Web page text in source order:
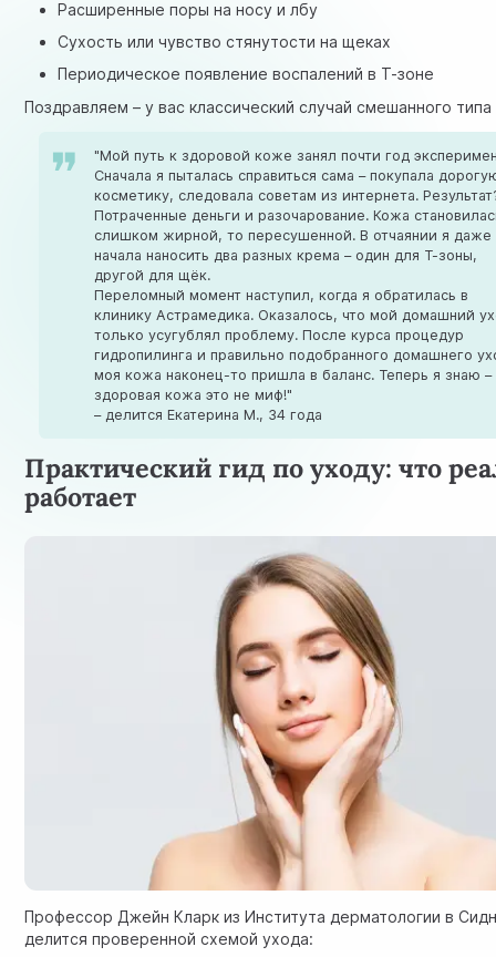
Расширенные поры на носу и лбу
Сухость или чувство стянутости на щеках
Периодическое появление воспалений в Т-зоне
Поздравляем – у вас классический случай смешанного
"Мой путь к здоровой коже занял почти год
Сначала я пыталась справиться сама – покупала
косметику, следовала советам из интернета.
Потраченные деньги и разочарование. Кожа
слишком жирной, то пересушенной. В отчаянии я даже
начала наносить два разных крема – один для Т-зоны,
другой для щёк.
Переломный момент наступил, когда я обратилась в
клинику Астрамедика. Оказалось, что мой домашний
только усугублял проблему. После курса процедур
гидропилинга и правильно подобранного домашнего
моя кожа наконец-то пришла в баланс. Теперь я знаю –
здоровая кожа это не миф!"
– делится Екатерина М., 34 года
Практический гид по уходу: что
работает
Профессор Джейн Кларк из Института дерматологии в
делится проверенной схемой ухода: